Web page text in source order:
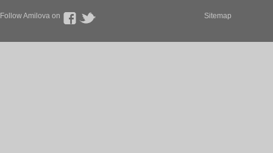
Follow Amilova on Sitemap